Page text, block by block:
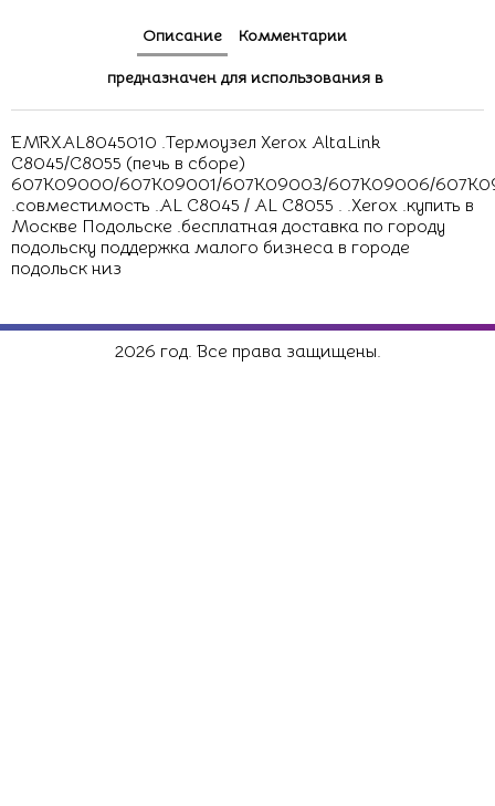
Описание Комментарии
предназначен для использования в
EMRXAL8045010 .Термоузел Xerox AltaLink
C8045/C8055 (печь в сборе)
607K09000/607K09001/607K09003/607K09006/
.совместимость .AL C8045 / AL C8055 . .Xerox .купить в
Москве Подольске .бесплатная доставка по городу
подольску поддержка малого бизнеса в городе
подольск низ
2026 год. Все права защищены.